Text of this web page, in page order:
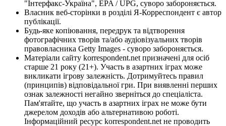
"Інтерфакс-Україна", EPA / UPG, суворо забороняється.
Власник веб-сторінки в розділі Я-Корреспондент є автор
публікації.
Будь-яке копіювання, передрук та відтворення
фотографічних творів та/або аудіовізуальних творів
правовласника Getty Images - суворо забороняється.
Матеріали сайту korrespondent.net призначені для осіб
старше 21 року (21+). Участь в азартних іграх може
викликати ігрову залежність. Дотримуйтесь правил
(принципів) відповідальної гри. При виявленні перших
ознак залежності негайно зверніться до спеціаліста.
Пам'ятайте, що участь в азартних іграх не може бути
джерелом доходів або альтернативою роботі.
Інформаційний ресурс korrespondent.net не проводить